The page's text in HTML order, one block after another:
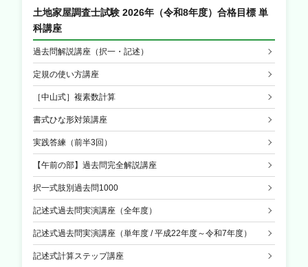
土地家屋調査士試験 2026年（令和8年度）合格目標 単
科講座
過去問解説講座（択一・記述）
定規の使い方講座
［中山式］複素数計算
書式ひな形対策講座
実践答練（前半3回）
【午前の部】過去問完全解説講座
択一式肢別過去問1000
記述式過去問実演講座（全年度）
記述式過去問実演講座（単年度 / 平成22年度～令和7年度）
記述式計算ステップ講座